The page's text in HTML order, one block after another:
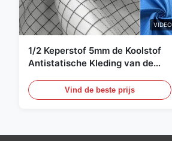
VIDEO
1/2 Keperstof 5mm de Koolstof
Antistatische Kleding van de
Vind de beste prijs